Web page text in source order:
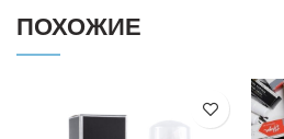
ПОХОЖИЕ